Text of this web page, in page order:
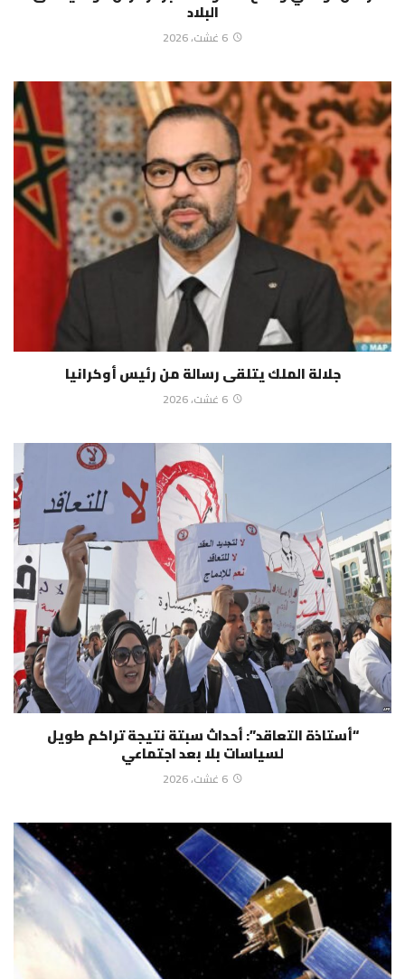
البلاد
6 غشت، 2026
جلالة الملك يتلقى رسالة من رئيس أوكرانيا
6 غشت، 2026
“أستاذة التعاقد”: أحداث سبتة نتيجة تراكم طويل
لسياسات بلا بعد اجتماعي
6 غشت، 2026